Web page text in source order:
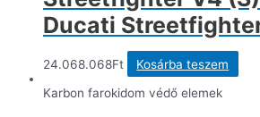
Ducati
24.068.068Ft
Kosárba teszem
Karbon farokidom védő elemek